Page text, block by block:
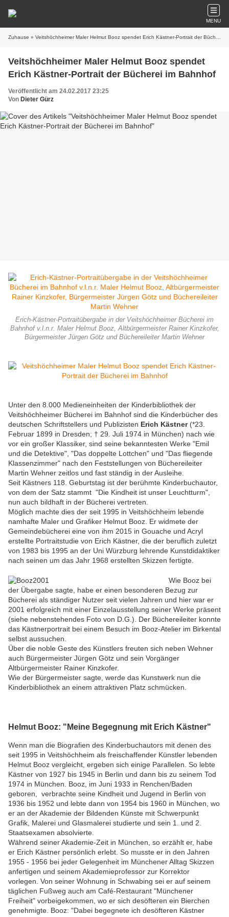
MENU
Zuhause » Veitshöchheimer Maler Helmut Booz spendet Erich Kästner-Portrait der Bücherei im Bahnhof
Veitshöchheimer Maler Helmut Booz spendet
Erich Kästner-Portrait der Bücherei im Bahnhof
Veröffentlicht am 24.02.2017 23:25
Von Dieter Gürz
Erich-Kästner-Portraitübergabe in der Veitshöchheimer Bücherei im
Bahnhof v.l.n.r. Maler Helmut Booz, Altbürgermeister Rainer Kinzkofer,
Bürgermeister Jürgen Götz und Büchereileiter Martin Wehner
Unter den 8.000 Medieneinheiten der Kinderbibliothek der
Veitshöchheimer Bücherei im Bahnhof sind die Kinderbücher des
deutschen Schriftstellers und Publizisten Erich Kästner(*23.
Februar 1899 in Dresden; † 29. Juli 1974 in München) nach wie
vor ein großer Klassiker, sind seine bekanntesten Werke "Emil
und die Detektive", "Das doppelte Lottchen" und "Das fliegende
Klassenzimmer" nach den Feststellungen von Büchereileiter
Martin Wehner zeitlos und fast ständig in der Ausleihe.
Seit Kästners 118. Geburtstag ist der berühmte Kinderbuchautor,
von dem der Satz stammt "Die Kindheit ist unser Leuchtturm",
nun auch bildhaft in der Bücherei vertreten.
Möglich machte dies der seit 1995 in Veitshöchheim lebende
namhafte Maler und Grafiker Helmut Booz. Er widmete der
Gemeindebücherei eine von ihm 2015 in Gouache und Acryl
erstellte Portraitstudie von Erich Kästner, die der beruflich zuletzt
von 1983 bis 1995 an der Uni Würzburg lehrende Kunstdidaktiker
nach seinen um das Jahr 1968 erstellten Skizzen fertigte.
Wie Booz bei
der Übergabe sagte, habe er einen besonderen Bezug zur
Bücherei als ständiger Nutzer seit vielen Jahren und hier war er
2001 erfolgreich mit einer Einzelausstellung seiner Werke präsent
(siehe nebenstehendes Foto von D.G.). Der Büchereileiter konnte
das Kästnerportrait bei einem Besuch im Booz-Atelier im Birkental
selbst aussuchen.
Über die noble Geste des Künstlers freuten sich neben Wehner
auch Bürgermeister Jürgen Götz und sein Vorgänger
Altbürgermeister Rainer Kinzkofer.
Wie der Bürgermeister sagte, werde das Kunstwerk nun die
Kinderbibliothek an einem attraktiven Platz schmücken.
Helmut Booz: "Meine Begegnung mit Erich Kästner"
Wenn man die Biografien des Kinderbuchautors mit denen des
seit 1995 in Veitshöchheim als freischaffender Künstler lebenden
Helmut Booz vergleicht, ergeben sich einige Parallelen. So lebte
Kästner von 1927 bis 1945 in Berlin und dann bis zu seinem Tod
1974 in München. Booz, im Juni 1933 in Renchen/Baden
geboren, verbrachte seine Kindheit und Jugend in Berlin von
1936 bis 1952 und lebte dann von 1954 bis 1960 in München, wo
er an der Akademie der Bildenden Künste mit Schwerpunkt
Grafik, Malerei und Glasmalerei studierte und sein 1. und 2.
Staatsexamen absolvierte.
Während seiner Akademie-Zeit in München, so erzählt er, habe
er Erich Kästner persönlich erlebt. So musste er in den Jahren
1955 - 1956 bei jeder Gelegenheit im Münchener Alltag Skizzen
anfertigen und seinem Akademieprofessor zur Korrektor
vorlegen. Von seiner Wohnung in Schwabing sei er auf seinem
täglichen Fußweg auch am Café-Restaurant "Münchener
Freiheit" vorbeigekommen, wo er sich desöfteren ein Bierchen
genehmigte. Booz: "Dabei begegnete ich desöfteren Kästner